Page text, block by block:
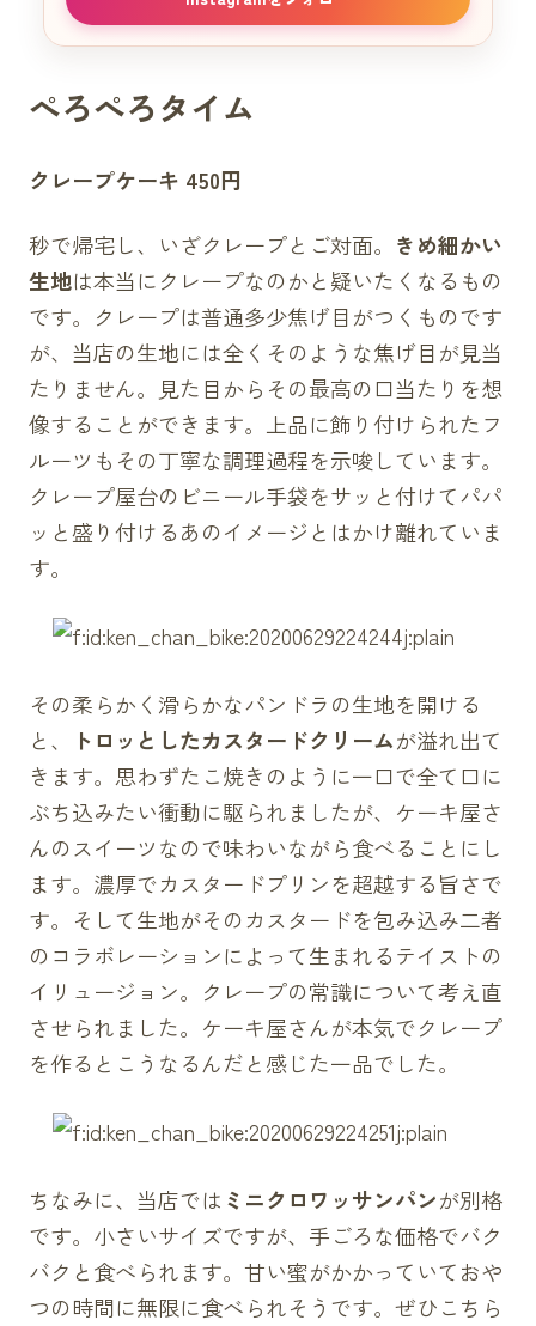
ぺろぺろタイム
クレープケーキ 450円
秒で帰宅し、いざクレープとご対面。 きめ細かい
生地は本当にクレープなのかと疑いたくなるもの
です。クレープは普通多少焦げ目がつくものです
が、当店の生地には全くそのような焦げ目が見当
たりません。見た目からその最高の口当たりを想
像することができます。上品に飾り付けられたフ
ルーツもその丁寧な調理過程を示唆しています。
クレープ屋台のビニール手袋をサッと付けてパパ
ッと盛り付けるあのイメージとはかけ離れていま
す。
その柔らかく滑らかなパンドラの生地を開ける
と、
トロッとしたカスタードクリームが溢れ出て
きます。思わずたこ焼きのように一口で全て口に
ぶち込みたい衝動に駆られましたが、ケーキ屋さ
んのスイーツなので味わいながら食べることにし
ます。濃厚でカスタードプリンを超越する旨さで
す。そして生地がそのカスタードを包み込み二者
のコラボレーションによって生まれるテイストの
イリュージョン。クレープの常識について考え直
させられました。ケーキ屋さんが本気でクレープ
を作るとこうなるんだと感じた一品でした。
ちなみに、当店では ミニクロワッサンパンが別格
です。小さいサイズですが、手ごろな価格でバク
バクと食べられます。甘い蜜がかかっていておや
つの時間に無限に食べられそうです。ぜひこちら